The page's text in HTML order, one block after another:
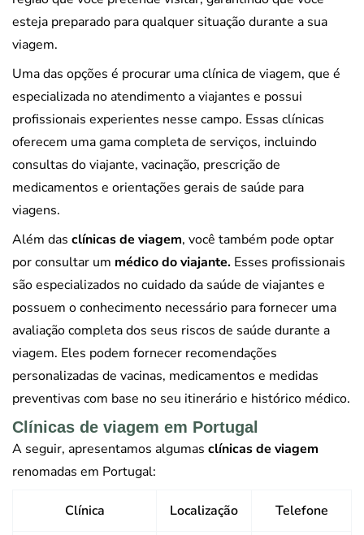
esteja preparado para qualquer situação durante a sua
viagem.
Uma das opções é procurar uma clínica de viagem, que é
especializada no atendimento a viajantes e possui
profissionais experientes nesse campo. Essas clínicas
oferecem uma gama completa de serviços, incluindo
consultas do viajante, vacinação, prescrição de
medicamentos e orientações gerais de saúde para
viagens.
Além das clínicas de viagem, você também pode optar
por consultar um médico do viajante. Esses profissionais
são especializados no cuidado da saúde de viajantes e
possuem o conhecimento necessário para fornecer uma
avaliação completa dos seus riscos de saúde durante a
viagem. Eles podem fornecer recomendações
personalizadas de vacinas, medicamentos e medidas
preventivas com base no seu itinerário e histórico médico.
Clínicas de viagem em Portugal
A seguir, apresentamos algumas clínicas de viagem
renomadas em Portugal:
Clínica Localização Telefone